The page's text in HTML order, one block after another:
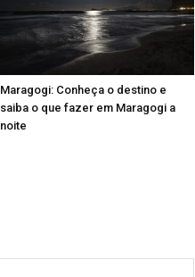
Maragogi: Conheça o destino e
saiba o que fazer em Maragogi a
noite